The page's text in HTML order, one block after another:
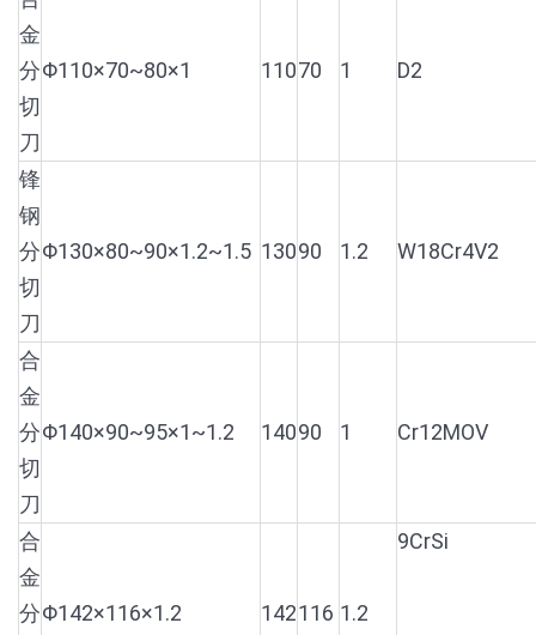
金
分
切
刀
Φ110×70~80×1 11070 1 D2
锋
钢
分
切
刀
Φ130×80~90×1.2~1.5 13090 1.2 W18Cr4V2
合
金
分
切
刀
Φ140×90~95×1~1.2 14090 1 Cr12MOV
合
金
分Φ142×116×1.2 142116 1.2
9CrSi